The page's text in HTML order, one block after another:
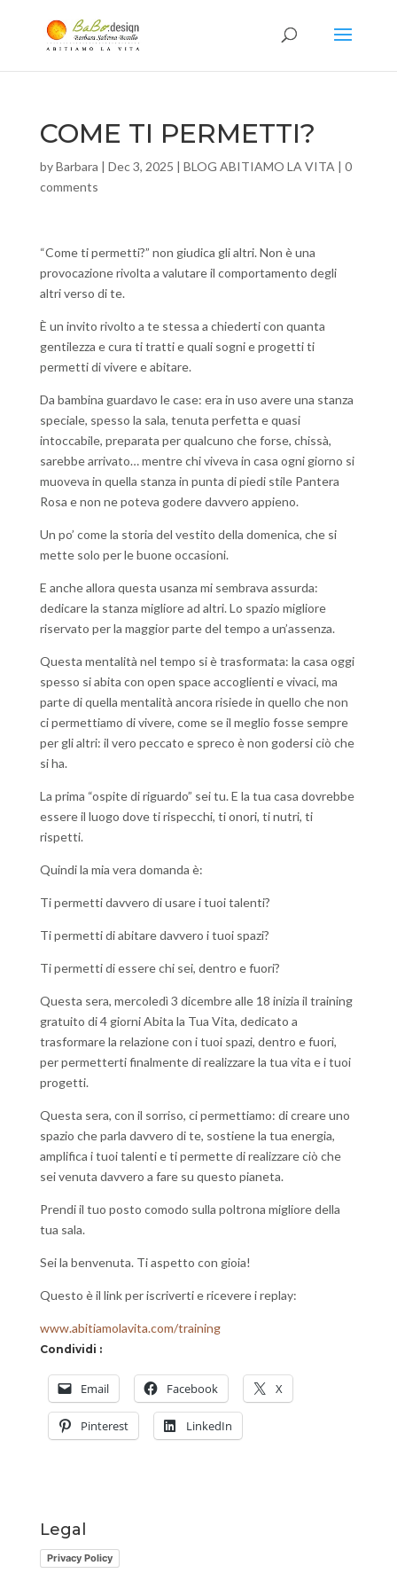
COME TI PERMETTI?
byBarbara | Dec 3, 2025 | BLOG ABITIAMO LA VITA | 0
comments
“Come ti permetti?” non giudica gli altri. Non è una
provocazione rivolta a valutare il comportamento degli
altri verso di te.
È un invito rivolto a te stessa a chiederti con quanta
gentilezza e cura ti tratti e quali sogni e progetti ti
permetti di vivere e abitare.
Da bambina guardavo le case: era in uso avere una stanza
speciale, spesso la sala, tenuta perfetta e quasi
intoccabile, preparata per qualcuno che forse, chissà,
sarebbe arrivato… mentre chi viveva in casa ogni giorno si
muoveva in quella stanza in punta di piedi stile Pantera
Rosa e non ne poteva godere davvero appieno.
Un po’ come la storia del vestito della domenica, che si
mette solo per le buone occasioni.
E anche allora questa usanza mi sembrava assurda:
dedicare la stanza migliore ad altri. Lo spazio migliore
riservato per la maggior parte del tempo a un’assenza.
Questa mentalità nel tempo si è trasformata: la casa oggi
spesso si abita con open space accoglienti e vivaci, ma
parte di quella mentalità ancora risiede in quello che non
ci permettiamo di vivere, come se il meglio fosse sempre
per gli altri: il vero peccato e spreco è non godersi ciò che
si ha.
La prima “ospite di riguardo” sei tu. E la tua casa dovrebbe
essere il luogo dove ti rispecchi, ti onori, ti nutri, ti
rispetti.
Quindi la mia vera domanda è:
Ti permetti davvero di usare i tuoi talenti?
Ti permetti di abitare davvero i tuoi spazi?
Ti permetti di essere chi sei, dentro e fuori?
Questa sera, mercoledì 3 dicembre alle 18 inizia il training
gratuito di 4 giorni Abita la Tua Vita, dedicato a
trasformare la relazione con i tuoi spazi, dentro e fuori,
per permetterti finalmente di realizzare la tua vita e i tuoi
progetti.
Questa sera, con il sorriso, ci permettiamo: di creare uno
spazio che parla davvero di te, sostiene la tua energia,
amplifica i tuoi talenti e ti permette di realizzare ciò che
sei venuta davvero a fare su questo pianeta.
Prendi il tuo posto comodo sulla poltrona migliore della
tua sala.
Sei la benvenuta. Ti aspetto con gioia!
Questo è il link per iscriverti e ricevere i replay:
www.abitiamolavita.com/training
Condividi :
Email Facebook X
Pinterest LinkedIn
Legal
Privacy Policy